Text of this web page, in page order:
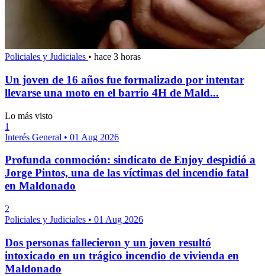
Policiales y Judiciales • hace 3 horas
Un joven de 16 años fue formalizado por intentar
llevarse una moto en el barrio 4H de Mald...
Lo más visto
1
Interés General • 01 Aug 2026
Profunda conmoción: sindicato de Enjoy despidió a
Jorge Pintos, una de las víctimas del incendio fatal
en Maldonado
2
Policiales y Judiciales • 01 Aug 2026
Dos personas fallecieron y un joven resultó
intoxicado en un trágico incendio de vivienda en
Maldonado